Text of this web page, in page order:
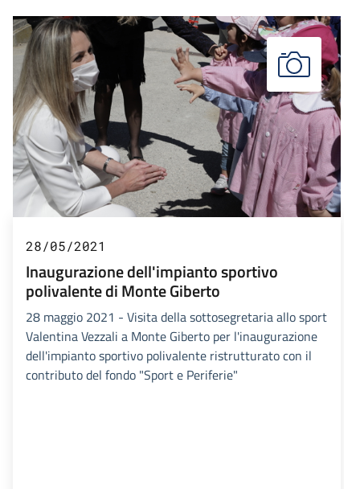
28/05/2021
Inaugurazione dell'impianto sportivo
polivalente di Monte Giberto
28 maggio 2021 - Visita della sottosegretaria allo sport
Valentina Vezzali a Monte Giberto per l'inaugurazione
dell'impianto sportivo polivalente ristrutturato con il
contributo del fondo "Sport e Periferie"